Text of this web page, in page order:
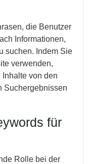
die Benutzer
Informationen,
suchen. Indem Sie
verwenden,
von den
Suchergebnissen
für
Rolle bei der